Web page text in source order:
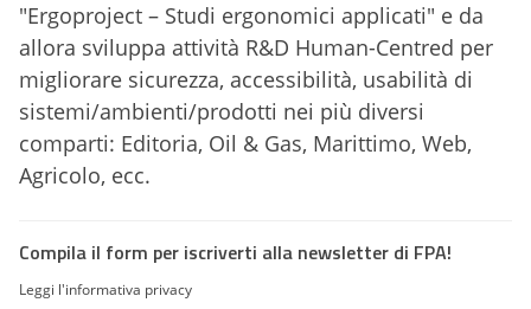
"Ergoproject – Studi ergonomici applicati" e da
allora sviluppa attività R&D Human-Centred per
migliorare sicurezza, accessibilità, usabilità di
sistemi/ambienti/prodotti nei più diversi
comparti: Editoria, Oil & Gas, Marittimo, Web,
Agricolo, ecc.
Compila il form per iscriverti alla newsletter di FPA!
Leggi l'informativa privacy